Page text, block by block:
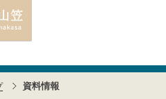
資料情報